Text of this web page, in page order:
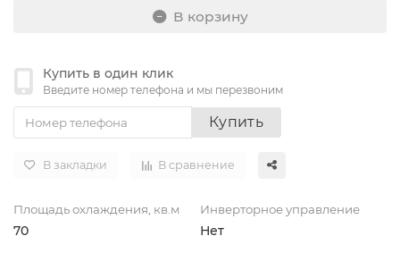
В корзину
Купить в один клик
Введите номер телефона и мы перезвоним
Купить
В закладки В сравнение
Площадь охлаждения, кв.м
70
Инверторное управление
Нет